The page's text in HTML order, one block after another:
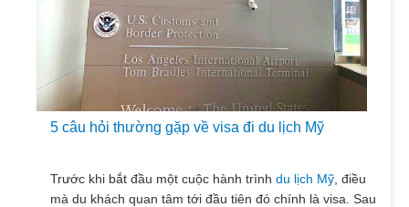
5 câu hỏi thường gặp về visa đi du lịch Mỹ
Trước khi bắt đầu một cuộc hành trình du lịch Mỹ , điều
mà du khách quan tâm tới đầu tiên đó chính là visa. Sau